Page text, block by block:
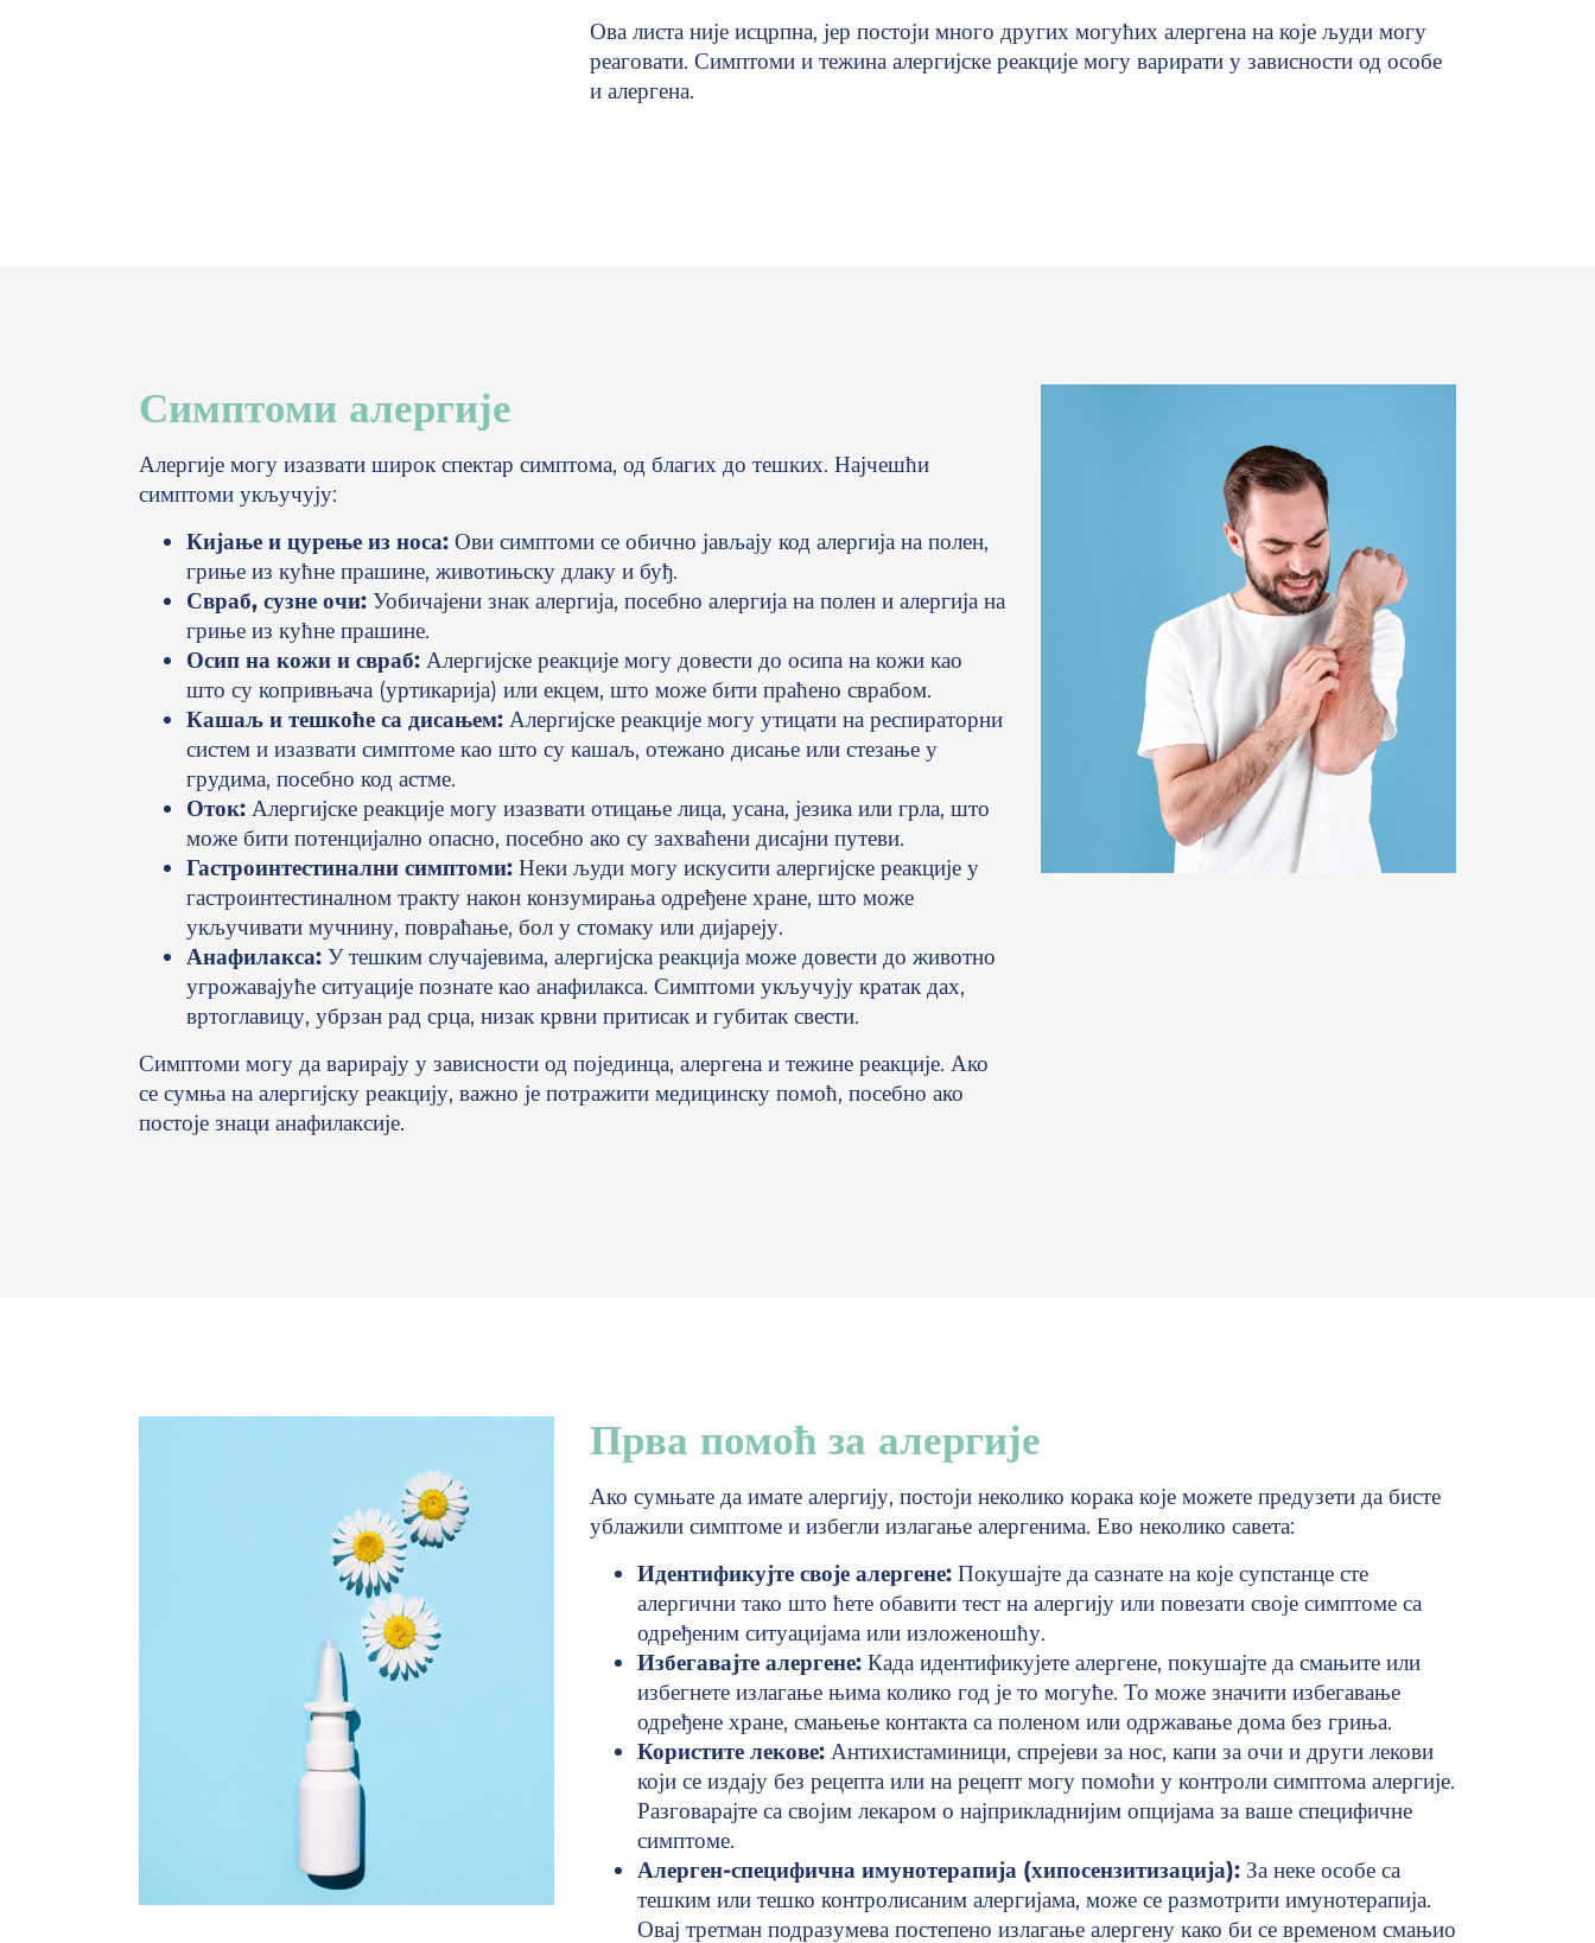
Ова листа није исцрпна, јер постоји много других могућих алергена на које људи могу
реаговати. Симптоми и тежина алергијске реакције могу варирати у зависности од особе
и алергена.
Симптоми алергије
Алергије могу изазвати широк спектар симптома, од благих до тешких. Најчешћи
симптоми укључују:
Кијање и цурење из носа: Ови симптоми се обично јављају код алергија на полен,
гриње из кућне прашине, животињску длаку и буђ.
Свраб, сузне очи: Уобичајени знак алергија, посебно алергија на полен и алергија на
гриње из кућне прашине.
Осип на кожи и свраб: Алергијске реакције могу довести до осипа на кожи као
што су копривњача (уртикарија) или екцем, што може бити праћено сврабом.
Кашаљ и тешкоће са дисањем: Алергијске реакције могу утицати на респираторни
систем и изазвати симптоме као што су кашаљ, отежано дисање или стезање у
грудима, посебно код астме.
Оток: Алергијске реакције могу изазвати отицање лица, усана, језика или грла, што
може бити потенцијално опасно, посебно ако су захваћени дисајни путеви.
Гастроинтестинални симптоми: Неки људи могу искусити алергијске реакције у
гастроинтестиналном тракту након конзумирања одређене хране, што може
укључивати мучнину, повраћање, бол у стомаку или дијареју.
Анафилакса: У тешким случајевима, алергијска реакција може довести до животно
угрожавајуће ситуације познате као анафилакса. Симптоми укључују кратак дах,
вртоглавицу, убрзан рад срца, низак крвни притисак и губитак свести.
Симптоми могу да варирају у зависности од појединца, алергена и тежине реакције. Ако
се сумња на алергијску реакцију, важно је потражити медицинску помоћ, посебно ако
постоје знаци анафилаксије.
Прва помоћ за алергије
Ако сумњате да имате алергију, постоји неколико корака које можете предузети да бисте
ублажили симптоме и избегли излагање алергенима. Ево неколико савета:
Идентификујте своје алергене: Покушајте да сазнате на које супстанце сте
алергични тако што ћете обавити тест на алергију или повезати своје симптоме са
одређеним ситуацијама или изложеношћу.
Избегавајте алергене: Када идентификујете алергене, покушајте да смањите или
избегнете излагање њима колико год је то могуће. То може значити избегавање
одређене хране, смањење контакта са поленом или одржавање дома без гриња.
Користите лекове: Антихистаминици, спрејеви за нос, капи за очи и други лекови
који се издају без рецепта или на рецепт могу помоћи у контроли симптома алергије.
Разговарајте са својим лекаром о најприкладнијим опцијама за ваше специфичне
симптоме.
Алерген-специфична имунотерапија (хипосензитизација): За неке особе са
тешким или тешко контролисаним алергијама, може се размотрити имунотерапија.
Овај третман подразумева постепено излагање алергену како би се временом смањио